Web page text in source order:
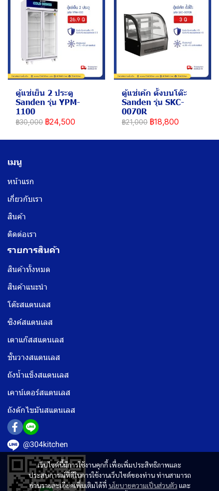
ตู้แช่เย็น 2 ประตู
Sanden รุ่น YPM-
1100
฿30,000 ฿24,500
ตู้แช่เค้ก ตั้งบนโต๊ะ
Sanden รุ่น SKC-
0070R
฿21,000 ฿18,800
เว็บไซต์นี้มีการใช้งานคุกกี้ เพื่อเพิ่มประสิทธิภาพและ
ประสบการณ์ที่ดีในการใช้งานเว็บไซต์ของท่าน ท่านสามารถ
อ่านรายละเอียดเพิ่มเติมได้ที่ นโยบายความเป็นส่วนตัว และ
เมนู
หน้าแรก
เกี่ยวกับเรา
สินค้า
ติดต่อเรา
รายการสินค้า
สินค้าทั้งหมด
สินค้าแนะนำ
โต๊ะสแตนเลส
ซิงค์สแตนเลส
เตาแก๊สสแตนเลส
ชั้นวางสแตนเลส
ถังน้ำแข็งสแตนเลส
เคาน์เตอร์สแตนเลส
ถังดักไขมันสแตนเลส
@304kitchen